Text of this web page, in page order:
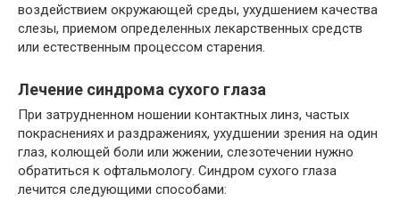
воздействием окружающей среды, ухудшением качества
слезы, приемом определенных лекарственных средств
или естественным процессом старения.
Лечение синдрома сухого глаза
При затрудненном ношении контактных линз, частых
покраснениях и раздражениях, ухудшении зрения на один
глаз, колющей боли или жжении, слезотечении нужно
обратиться к офтальмологу. Синдром сухого глаза
лечится следующими способами: